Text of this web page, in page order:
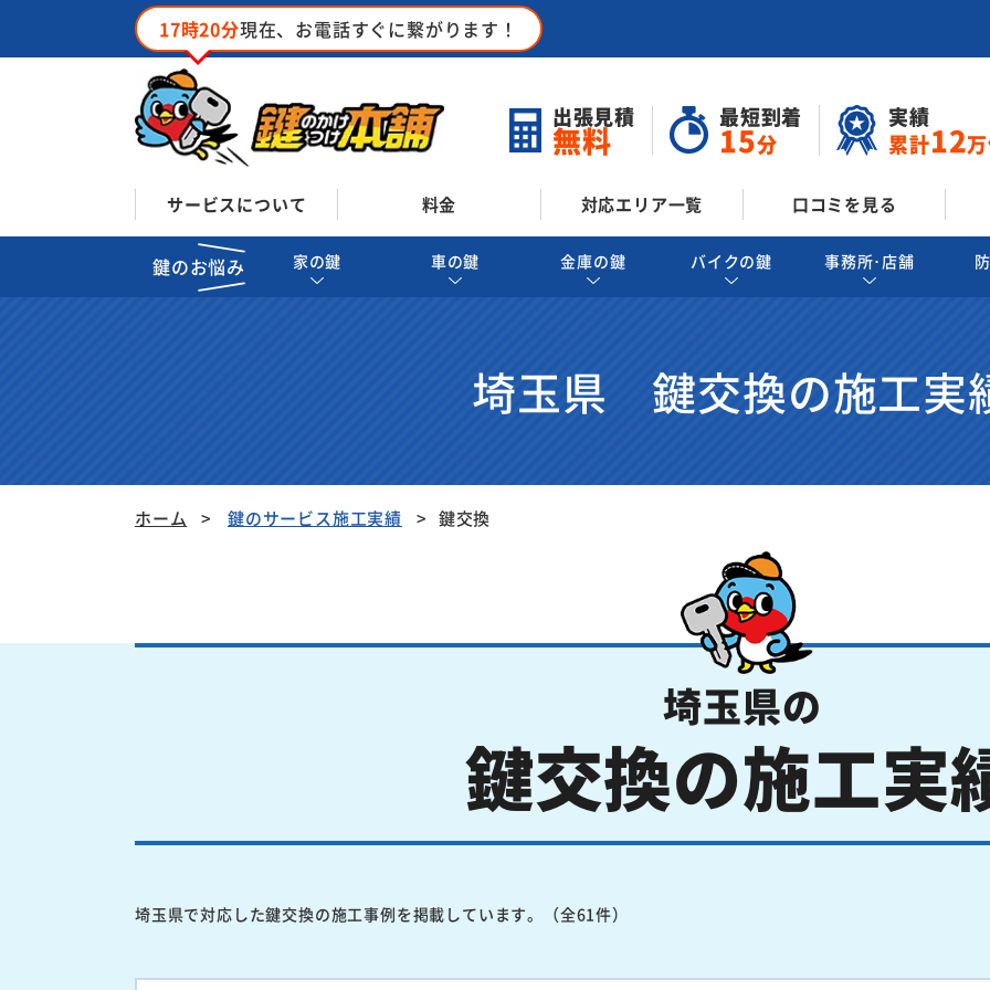
17時20分現在、お電話すぐに繋がります！
出張見積
無料
最短到着
15分
実績
累計12
サービスについて 料金 対応エリア一覧 口コミを見る
鍵のお悩み 家の鍵 車の鍵 金庫の鍵 バイクの鍵 事務所･店舗
埼玉県 鍵交換の施工実
ホーム 鍵のサービス施工実績 鍵交換
埼玉県の
鍵交換の施工実
埼玉県で対応した鍵交換の施工事例を掲載しています。（全61件）